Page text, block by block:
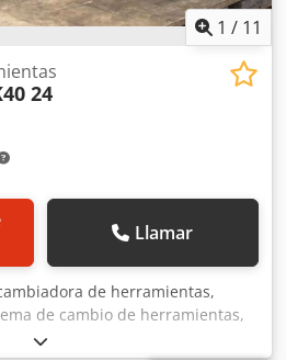
1 / 11
24
Llamar
de herramientas,
de cambio de herramientas,
Credeq Tvp Uopfx Akvjf -